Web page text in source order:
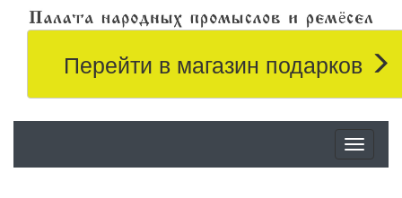
Перейти в магазин подарков
Меню